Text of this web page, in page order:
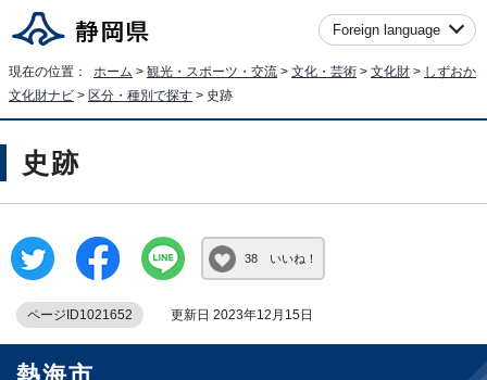
Foreign language
現在の位置： ホーム > 観光・スポーツ・交流 > 文化・芸術 > 文化財 > しずおか
文化財ナビ > 区分・種別で探す > 史跡
史跡
38 いいね！
ページID1021652 更新日 2023年12月15日